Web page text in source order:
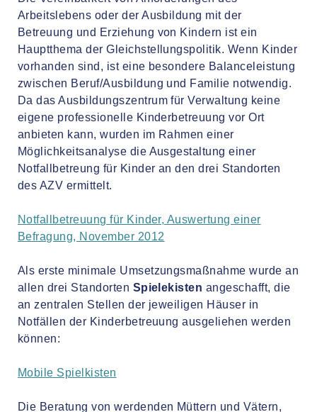
Arbeitslebens oder der Ausbildung mit der
Betreuung und Erziehung von Kindern ist ein
Hauptthema der Gleichstellungspolitik. Wenn Kinder
vorhanden sind, ist eine besondere Balanceleistung
zwischen Beruf/Ausbildung und Familie notwendig.
Da das Ausbildungszentrum für Verwaltung keine
eigene professionelle Kinderbetreuung vor Ort
anbieten kann, wurden im Rahmen einer
Möglichkeitsanalyse die Ausgestaltung einer
Notfallbetreung für Kinder an den drei Standorten
des AZV ermittelt.
Notfallbetreuung für Kinder, Auswertung einer
Befragung, November 2012
Als erste minimale Umsetzungsmaßnahme wurde an
allen drei Standorten Spielekisten angeschafft, die
an zentralen Stellen der jeweiligen Häuser in
Notfällen der Kinderbetreuung ausgeliehen werden
können:
Mobile Spielkisten
Die Beratung von werdenden Müttern und Vätern,